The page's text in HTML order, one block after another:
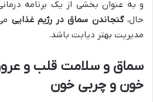
و به عنوان بخشی از یک برنامه
حال،گنجاندن سماق در رژیم غذایی
مدیریت بهتر دیابت باشد.
سماق و سلامت قلب و
خون و چربی خون